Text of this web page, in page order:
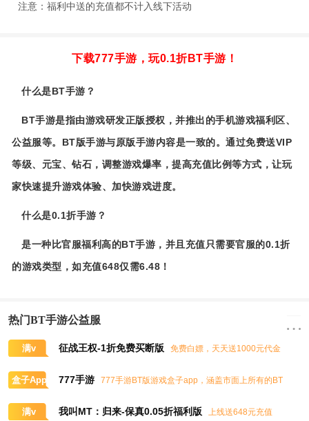
注意：福利中送的充值都不计入线下活动
下载777手游，玩0.1折BT手游！
什么是BT手游？
BT手游是指由游戏研发正版授权，并推出的手机游戏福利区、
公益服等。BT版手游与原版手游内容是一致的。通过免费送VIP
等级、元宝、钻石，调整游戏爆率，提高充值比例等方式，让玩
家快速提升游戏体验、加快游戏进度。
什么是0.1折手游？
是一种比官服福利高的BT手游，并且充值只需要官服的0.1折
的游戏类型，如充值648仅需6.48！
热门BT手游公益服
满v 征战王权-1折免费买断版
免费白嫖，天天送1000元代金
盒子App 777手游
777手游BT版游戏盒子app，涵盖市面上所有的BT
满v 我叫MT：归来-保真0.05折福利版 上线送648元充值